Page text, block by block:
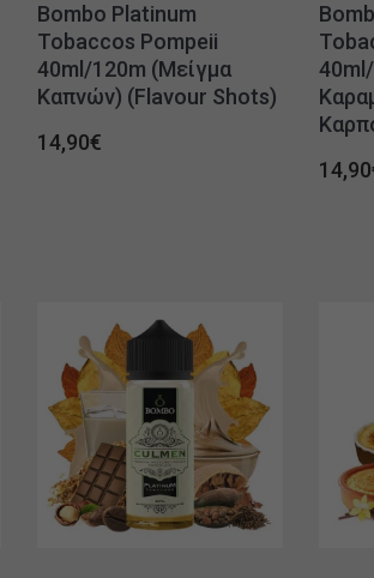
Bombo Platinum
Tobaccos Pompeii
40ml/120m (Μείγμα
Καπνών) (Flavour Shots)
14,90€
14,90